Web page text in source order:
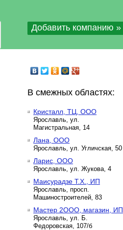
Добавить компанию »
В смежных областях:
Кристалл, ТЦ, ООО
Ярославль, ул.
Магистральная, 14
Лана, ООО
Ярославль, ул. Угличская, 50
Ларис, ООО
Ярославль, ул. Жукова, 4
Маисурадзе Т.Х., ИП
Ярославль, просп.
Машиностроителей, 83
Мастер 2ООО, магазин, ИП
Ярославль, ул. Б.
Федоровская, 107/б